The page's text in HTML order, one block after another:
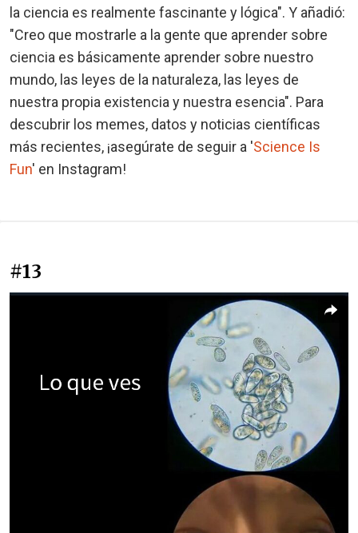
la ciencia es realmente fascinante y lógica". Y añadió:
"Creo que mostrarle a la gente que aprender sobre
ciencia es básicamente aprender sobre nuestro
mundo, las leyes de la naturaleza, las leyes de
nuestra propia existencia y nuestra esencia". Para
descubrir los memes, datos y noticias científicas
más recientes, ¡asegúrate de seguir a 'Science Is
Fun' en Instagram!
#13